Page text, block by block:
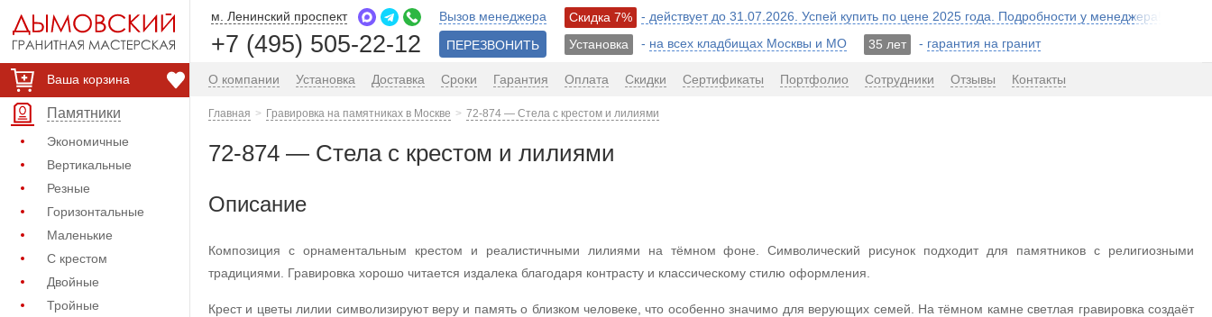
Ваша корзина
Памятники
Экономичные
Вертикальные
Резные
Горизонтальные
Маленькие
С крестом
Двойные
Тройные
м. Ленинский проспект
+7 (495) 505-22-12
Вызов менеджера
ПЕРЕЗВОНИТЬ
Скидка 7%
- действует до 31.07.2026. Успей купить по цене 2025 года. Подробности у менеджера!
Установка
- на всех кладбищах Москвы и МО 35 лет - гарантия на гранит
О компании Установка Доставка Сроки Гарантия Оплата Скидки Сертификаты Портфолио Сотрудники Отзывы Контакты
Главная Гравировка на памятниках в Москве 72-874 — Стела с крестом и лилиями
72-874 — Стела с крестом и лилиями
Описание
Композиция с орнаментальным крестом и реалистичными лилиями на тёмном фоне. Символический рисунок подходит для памятников с религиозными
традициями. Гравировка хорошо читается издалека благодаря контрасту и классическому стилю оформления.
Крест и цветы лилии символизируют веру и память о близком человеке, что особенно значимо для верующих семей. На тёмном камне светлая гравировка создаёт